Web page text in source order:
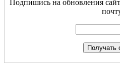
Подпишись на обновления